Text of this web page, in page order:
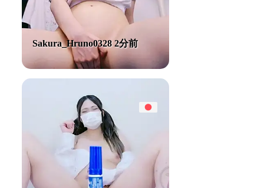
Sakura_Hruno0328 2分前